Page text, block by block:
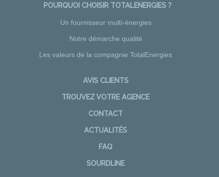
POURQUOI CHOISIR TOTALENERGIES ?
Un fournisseur multi-énergies
Notre démarche qualité
Les valeurs de la compagnie TotalEnergies
AVIS CLIENTS
TROUVEZ VOTRE AGENCE
CONTACT
ACTUALITÉS
FAQ
SOURDLINE